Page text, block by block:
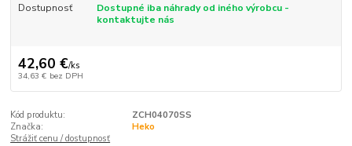
Dostupnosť
Dostupné iba náhrady od iného výrobcu -
kontaktujte nás
42,60 €/ks
34,63 € bez DPH
Kód produktu:
ZCH04070SS
Značka:
Heko
Strážiť cenu / dostupnosť